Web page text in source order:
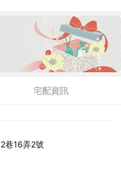
宅配資訊
巷16弄2號